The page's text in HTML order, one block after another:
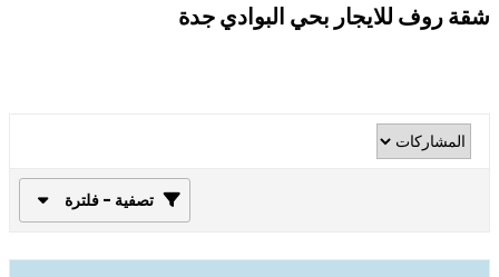
شقة روف للايجار بحي البوادي جدة
تصفية - فلترة